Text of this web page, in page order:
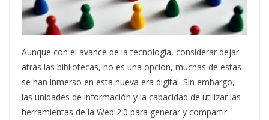
Aunque con el avance de la tecnología, considerar dejar
atrás las bibliotecas, no es una opción, muchas de estas
se han inmerso en esta nueva era digital. Sin embargo,
las unidades de información y la capacidad de utilizar las
herramientas de la Web 2.0 para generar y compartir